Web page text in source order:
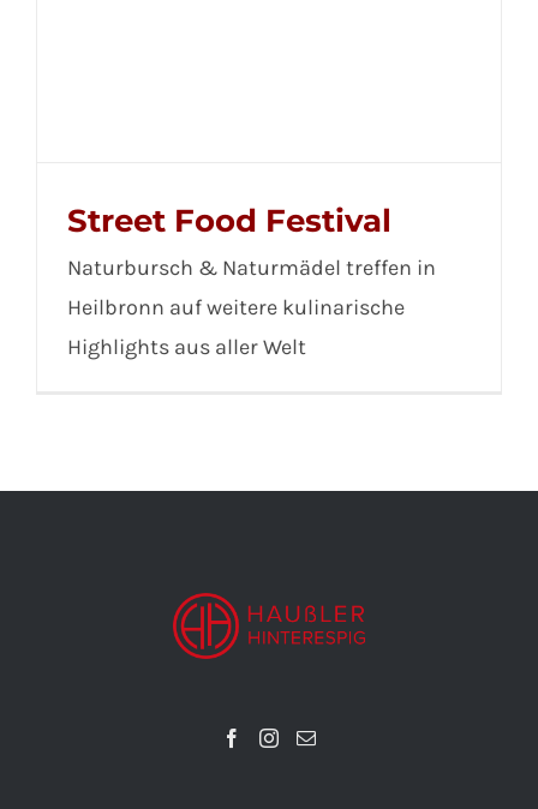
Street Food Festival
Naturbursch & Naturmädel treffen in
Heilbronn auf weitere kulinarische
Highlights aus aller Welt